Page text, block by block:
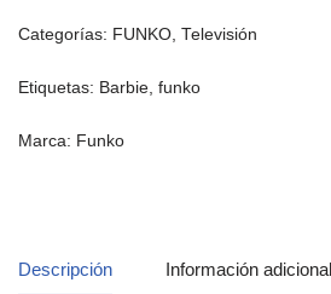
Categorías: FUNKO Televisión
Etiquetas: Barbie funko
Marca: Funko
Descripción Información adicional